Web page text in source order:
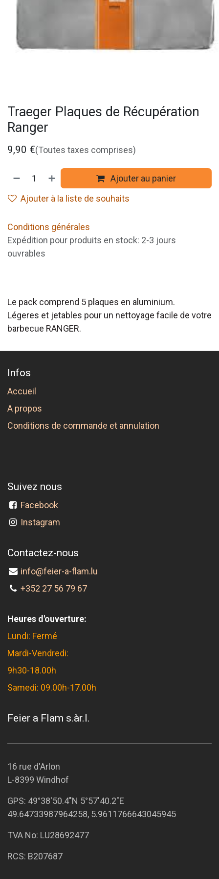
Traeger Plaques de Récupération
Ranger
9,90 €(Toutes taxes comprises)
Ajouter au panier
Ajouter à la liste de souhaits
Conditions générales
Expédition pour produits en stock: 2-3 jours
ouvrables
Le pack comprend 5 plaques en aluminium.
Légeres et jetables pour un nettoyage facile de votre
barbecue RANGER.
Infos
Accueil
A propos
Conditions de commande et annulation
Suivez nous
Facebook
Instagram
Contactez-nous
info@feier-a-flam.lu
+352 27 56 79 67
Heures d'ouverture:
Lundi: Fermé
Mardi-Vendredi:
9h30-18.00h
Samedi: 09.00h-17.00h
Feier a Flam s.àr.l.
16 rue d'Arlon
L-8399 Windhof
GPS: 49°38'50.4"N 5°57'40.2"E
49.64733987964258, 5.9611766643045945
TVA No: LU28692477
RCS: B207687